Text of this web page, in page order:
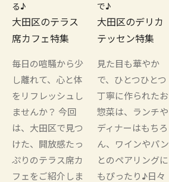
る♪
大田区のテラス
席カフェ特集
毎日の喧騒から少
し離れて、心と体
をリフレッシュし
ませんか？ 今回
は、大田区で見つ
けた、開放感たっ
ぷりのテラス席カ
フェをご紹介しま
で♪
大田区のデリカ
テッセン特集
見た目も華やか
で、ひとつひとつ
丁寧に作られたお
惣菜は、ランチや
ディナーはもちろ
ん、ワインやパン
とのペアリングに
もぴったり♪日々